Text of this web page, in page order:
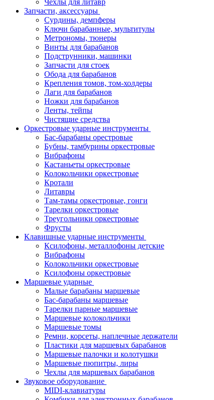
Чехлы для литавр
Запчасти, аксессуары
Сурдины, демпферы
Ключи барабанные, мультитулы
Метрономы, тюнеры
Винты для барабанов
Подструнники, машинки
Запчасти для стоек
Обода для барабанов
Крепления томов, том-холдеры
Лаги для барабанов
Ножки для барабанов
Ленты, тейпы
Чистящие средства
Оркестровые ударные инструменты
Бас-барабаны орестровые
Бубны, тамбурины оркестровые
Вибрафоны
Кастаньеты оркестровые
Колокольчики оркестровые
Кротали
Литавры
Там-тамы оркестровые, гонги
Тарелки оркестровые
Треугольники оркестровые
Фрусты
Клавишные ударные инструменты
Ксилофоны, металлофоны детские
Вибрафоны
Колокольчики оркестровые
Ксилофоны оркестровые
Маршевые ударные
Малые барабаны маршевые
Бас-барабаны маршевые
Тарелки парные маршевые
Маршевые колокольчики
Маршевые томы
Ремни, корсеты, наплечные держатели
Пластики для маршевых барабанов
Маршевые палочки и колотушки
Маршевые пюпитры, лиры
Чехлы для маршевых барабанов
Звуковое оборудование
MIDI-клавиатуры